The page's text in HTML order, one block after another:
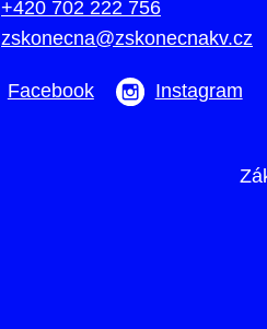
+420 702 222 756
zskonecna@zskonecnakv.cz
Facebook Instagram